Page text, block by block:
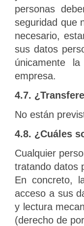
personas
seguridad que
necesario,
sus datos
únicamente
empresa.
4.7.
No están
4.8. ¿Cuáles
Cualquier
tratando datos
En concreto,
acceso a sus
y lectura
(derecho de